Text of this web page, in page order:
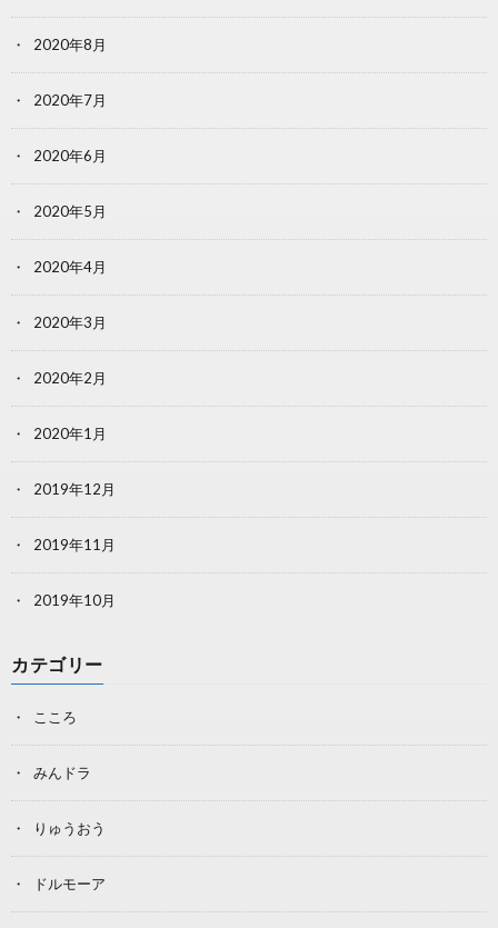
2020年8月
2020年7月
2020年6月
2020年5月
2020年4月
2020年3月
2020年2月
2020年1月
2019年12月
2019年11月
2019年10月
カテゴリー
こころ
みんドラ
りゅうおう
ドルモーア